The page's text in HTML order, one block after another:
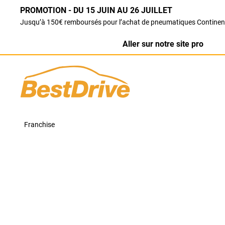
PROMOTION - DU 15 JUIN AU 26 JUILLET
Jusqu’à 150€ remboursés pour l’achat de pneumatiques
Aller sur notre site pro
Franchise